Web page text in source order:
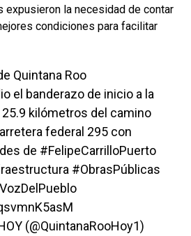
expusieron la necesidad de contar
condiciones para facilitar
Quintana Roo
el banderazo de inicio a la
kilómetros del camino
federal 295 con
de #FelipeCarrilloPuerto
#ObrasPúblicas
(@QuintanaRooHoy1)